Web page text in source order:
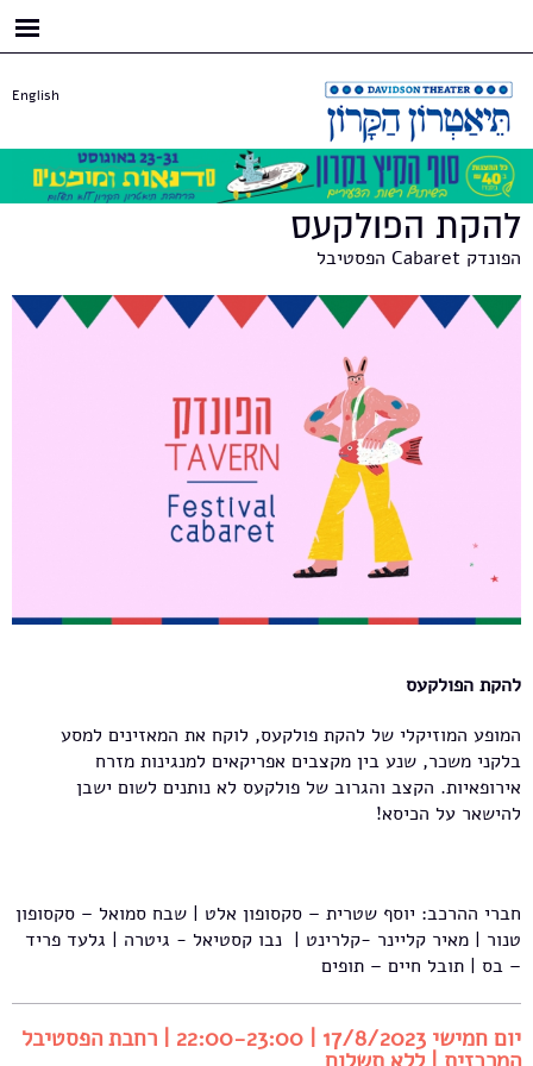
English
להקת הפולקעס
הפונדק Cabaret הפסטיבל
להקת הפולקעס
המופע המוזיקלי של להקת פולקעס, לוקח את המאזינים למסע
בלקני משכר, שנע בין מקצבים אפריקאים למנגינות מזרח
אירופאיות. הקצב והגרוב של פולקעס לא נותנים לשום ישבן
להישאר על הכיסא!
חברי ההרכב: יוסף שטרית – סקסופון אלט | שבח סמואל – סקסופון
טנור | מאיר קליינר -קלרינט | נבו קסטיאל - גיטרה | גלעד פריד
– בס | תובל חיים – תופים
יום חמישי 17/8/2023 | 22:00-23:00 | רחבת הפסטיבל